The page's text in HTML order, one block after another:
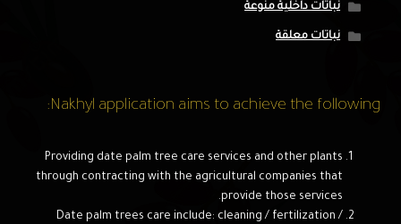
نباتات داخلية منوعة
نباتات معلقة
Nakhyl application aims to achieve the following:
Providing date palm tree care services and other plants
through contracting with the agricultural companies that
provide those services.
Date palm trees care include: cleaning / fertilization /